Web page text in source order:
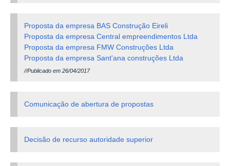
Proposta da empresa BAS Construção Eireli
Proposta da empresa Central empreendimentos Ltda
Proposta da empresa FMW Construções Ltda
Proposta da empresa Sant'ana construções Ltda
//Publicado em 26/04/2017
Comunicação de abertura de propostas
Decisão de recurso autoridade superior